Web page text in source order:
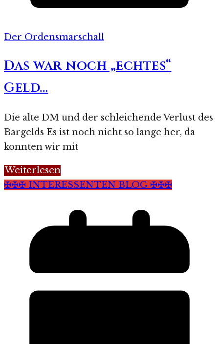
Der Ordensmarschall
Das war noch „echtes“
Geld…
Die alte DM und der schleichende Verlust des
Bargelds Es ist noch nicht so lange her, da
konnten wir mit
Weiterlesen
✠✠✠ INTERESSENTEN BLOG ✠✠✠